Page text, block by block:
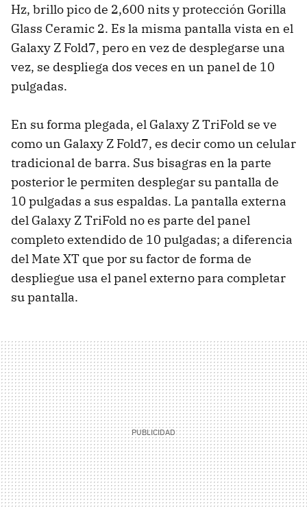
Hz, brillo pico de 2,600 nits y protección Gorilla
Glass Ceramic 2. Es la misma pantalla vista en el
Galaxy Z Fold7, pero en vez de desplegarse una
vez, se despliega dos veces en un panel de 10
pulgadas.
En su forma plegada, el Galaxy Z TriFold se ve
como un Galaxy Z Fold7, es decir como un celular
tradicional de barra. Sus bisagras en la parte
posterior le permiten desplegar su pantalla de
10 pulgadas a sus espaldas. La pantalla externa
del Galaxy Z TriFold no es parte del panel
completo extendido de 10 pulgadas; a diferencia
del Mate XT que por su factor de forma de
despliegue usa el panel externo para completar
su pantalla.